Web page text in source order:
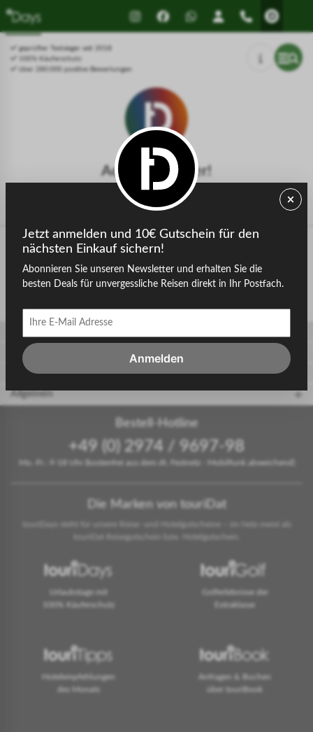
Drücken Sie Alt+1 für den
Bildschirmlesemodus, Alt+0 zum
Abbrechen
Leitfaden für barrierefreie
Bildschirmlesegeräte, Feedback
und Fehlerberichte | Neues
Fenstergeprüfter Testsieger seit 2018
100% Käuferschutz
über 280.000 positive Bewertungen
Achtung, Fehler!
Die gesuchte Seite konnte nicht gefunden werden.
zurück zur Startseite
Gastgeber
touriDat Reiseblog
Allgemein
Bestell-Hotline
+49 (0) 2974 / 9697-98
Mo.-Fr.: 9-18 Uhr (kostenfrei aus dem dt. Festnetz - Mobilfunk abweichend)
Die Marken von touriDat
touriDays steht für unsere Reise- und Hotelgutscheine – im Netz meist als
touriDat Reisegutschein bzw. Hotelgutschein.
Urlaubstage mit
100% Käuferschutz
Golferlebnisse der
Extraklasse
Hotelempfehlungen
des Monats
Anfragen & Buchen
über touriBook
Jetzt anmelden und 10€ Gutschein für den
nächsten Einkauf sichern!
Abonnieren Sie unseren Newsletter und erhalten Sie die
besten Deals für unvergessliche Reisen direkt in Ihr Postfach.
Anmelden